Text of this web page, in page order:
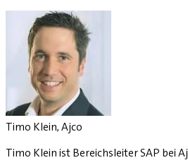
Timo Klein, Ajco
Timo Klein ist Bereichsleiter SAP bei